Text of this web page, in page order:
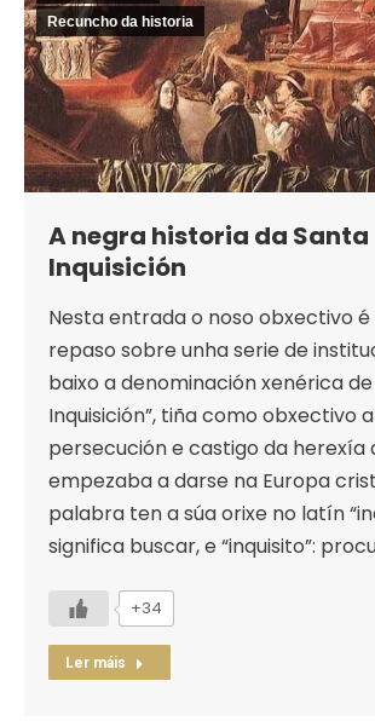
Recuncho da historia
A negra historia da Santa
Inquisición
Nesta entrada o noso obxectivo
repaso sobre unha serie de
baixo a denominación xenérica de
Inquisición”, tiña como obxectivo
persecución e castigo da herexía
empezaba a darse na Europa
palabra ten a súa orixe no latín
significa buscar, e “inquisito”:
+34
Ler máis